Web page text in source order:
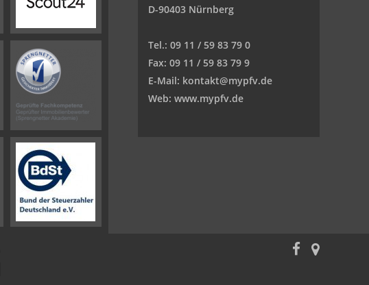
D-90403 Nürnberg
Tel.: 09 11 / 59 83 79 0
Fax: 09 11 / 59 83 79 9
E-Mail: kontakt@mypfv.de
Web: www.mypfv.de